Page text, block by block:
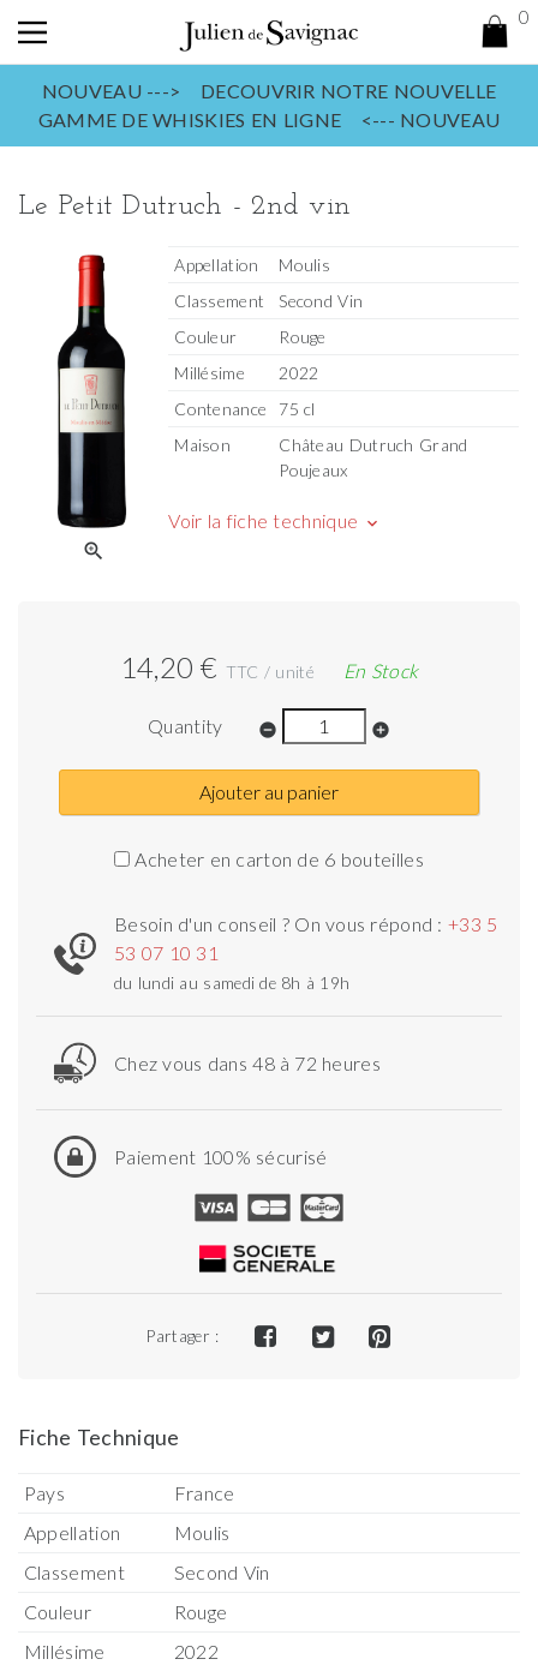
0
NOUVEAU ---> DECOUVRIR NOTRE NOUVELLE
GAMME DE WHISKIES EN LIGNE <--- NOUVEAU
Le Petit Dutruch - 2nd vin
zoom_in
Appellation
Moulis
Classement
Second Vin
Couleur
Rouge
Millésime
2022
Contenance
75 cl
Maison
Château Dutruch Grand
Poujeaux
Voir la fiche technique keyboard_arrow_down
14,20 € TTC / unité En Stock
Quantity remove_circle add_circle
Ajouter au panier
Acheter en carton de 6 bouteilles
Besoin d'un conseil ? On vous répond : +33 5
53 07 10 31
du lundi au samedi de 8h à 19h
Chez vous dans 48 à 72 heures
Paiement 100% sécurisé
Partager :
Fiche Technique
Pays
France
Appellation
Moulis
Classement
Second Vin
Couleur
Rouge
Millésime
2022